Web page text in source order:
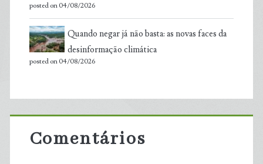
posted on 04/08/2026
Quando negar já não basta: as novas faces da
desinformação climática
posted on 04/08/2026
Comentários